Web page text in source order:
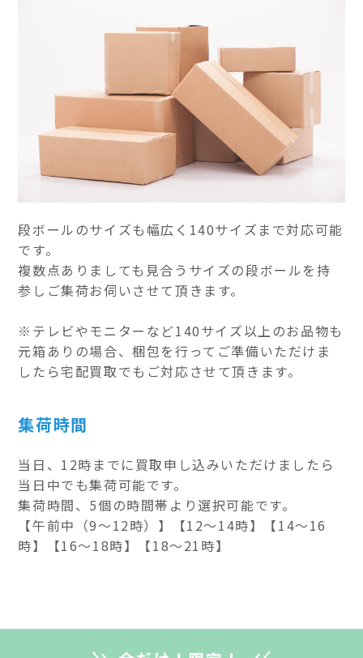
段ボールのサイズも幅広く140サイズまで対応可能
です。
複数点ありましても見合うサイズの段ボールを持
参しご集荷お伺いさせて頂きます。
※テレビやモニターなど140サイズ以上のお品物も
元箱ありの場合、梱包を行ってご準備いただけま
したら宅配買取でもご対応させて頂きます。
集荷時間
当日、12時までに買取申し込みいただけましたら
当日中でも集荷可能です。
集荷時間、5個の時間帯より選択可能です。
【午前中（9～12時）】【12～14時】【14～16
時】【16～18時】【18～21時】